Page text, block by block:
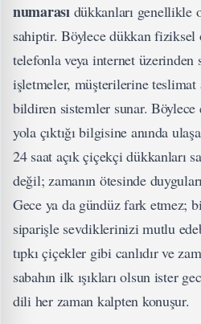
numarasıdükkanları genellikle
sahiptir. Böylece dükkan
telefonla veya internet
işletmeler, müşterilerine teslimat
bildiren sistemler sunar. Böylece
yola çıktığı bilgisine anında
24 saat açık çiçekçi dükkanları
değil; zamanın ötesinde
Gece ya da gündüz fark etmez;
siparişle sevdiklerinizi mutlu
tıpkı çiçekler gibi canlıdır ve
sabahın ilk ışıkları olsun ister
dili her zaman kalpten konuşur.